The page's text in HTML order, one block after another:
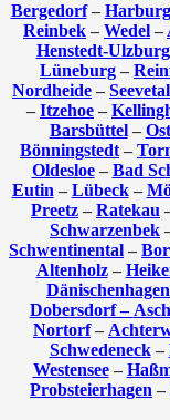
Bergedorf– Harburg
Reinbek – Wedel –
Henstedt-Ulzburg
Lüneburg –
Nordheide – Seevetal
– Itzehoe –
Barsbüttel–
Bönningstedt –
Oldesloe– Bad
Eutin – Lübeck–
Preetz – Ratekau
Schwarzenbek
Schwentinental –
Altenholz–
Dänischenhagen
Dobersdorf –
Nortorf–
Schwedeneck–
Westensee–
Probsteierhagen –